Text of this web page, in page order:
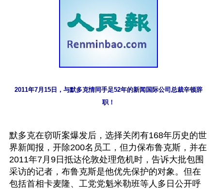
2011年7月15日，与默多克情同手足52年的新闻国际公司总裁辛顿辞
职！
默多克在窃听案爆发后，选择关闭有168年历史的世
界新闻报，开除200名员工，但力保布鲁克斯，并在
2011年7月9日抵达伦敦处理危机时，告诉大批包围
采访的记者，布鲁克斯是他优先保护的对象。但在
包括首相卡麦隆、工党党魁米勒班等人多日公开呼